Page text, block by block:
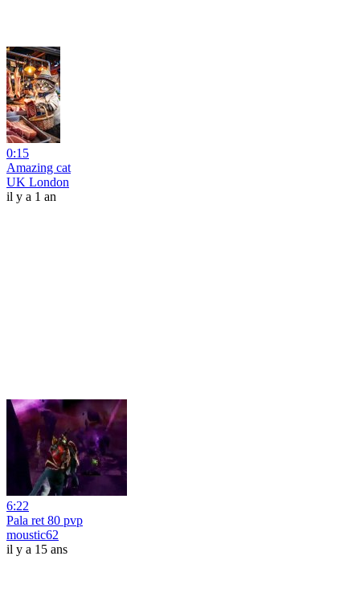
0:15
Amazing cat
UK London
il y a 1 an
6:22
Pala ret 80 pvp
moustic62
il y a 15 ans